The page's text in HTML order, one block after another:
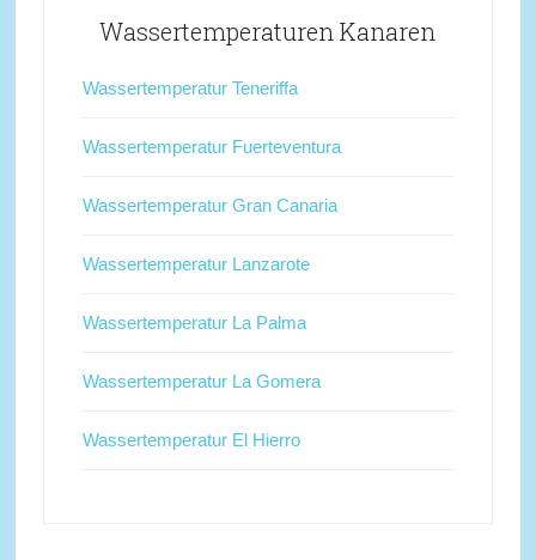
Wassertemperaturen Kanaren
Wassertemperatur Teneriffa
Wassertemperatur Fuerteventura
Wassertemperatur Gran Canaria
Wassertemperatur Lanzarote
Wassertemperatur La Palma
Wassertemperatur La Gomera
Wassertemperatur El Hierro